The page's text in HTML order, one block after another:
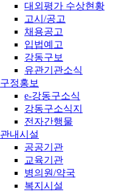
대외평가 수상현황
고시/공고
채용공고
입법예고
강동구보
유관기관소식
구정홍보
e-강동구소식
강동구소식지
전자간행물
관내시설
공공기관
교육기관
병의원/약국
복지시설